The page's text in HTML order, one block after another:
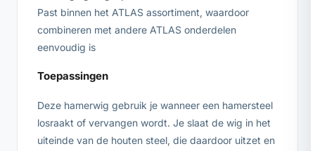
Past binnen het ATLAS assortiment, waardoor
combineren met andere ATLAS onderdelen
eenvoudig is
Toepassingen
Deze hamerwig gebruik je wanneer een hamersteel
losraakt of vervangen wordt. Je slaat de wig in het
uiteinde van de houten steel, die daardoor uitzet en